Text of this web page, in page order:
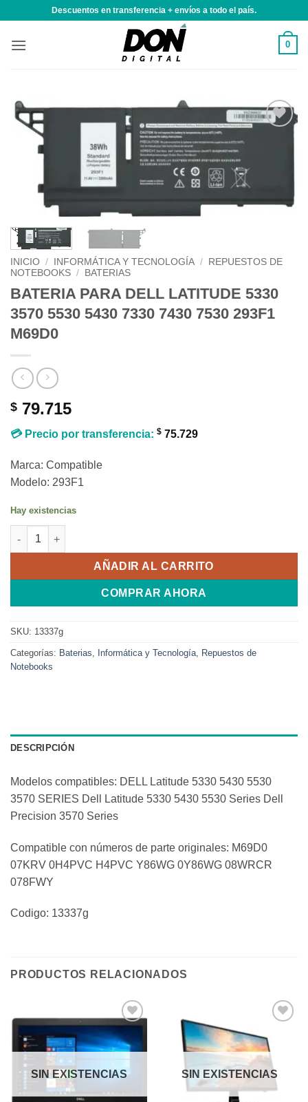
contenido
Descuentos en transferencia + envíos a todo el país.
0
INICIO / INFORMÁTICA Y TECNOLOGÍA /
REPUESTOS DE
NOTEBOOKS / BATERIAS
BATERIA PARA DELL LATITUDE 5330
3570 5530 5430 7330 7430 7530 293F1
M69D0
$ 79.715
💳 Precio por transferencia: $ 75.729
Marca: Compatible
Modelo: 293F1
Hay existencias
BATERIA PARA DELL LATITUDE 5330 3570 5530 5430 7330
AÑADIR AL CARRITO
COMPRAR AHORA
SKU: 13337g
Categorías: Baterias Informática y Tecnología
Repuestos de
Notebooks
DESCRIPCIÓN
Modelos compatibles: DELL Latitude 5330 5430 5530
3570 SERIES Dell Latitude 5330 5430 5530 Series Dell
Precision 3570 Series
Compatible con números de parte originales: M69D0
07KRV 0H4PVC H4PVC Y86WG 0Y86WG 08WRCR
078FWY
Codigo: 13337g
PRODUCTOS RELACIONADOS
Añadir
a la
lista de
SIN EXISTENCIAS
lista de
deseos
SIN EXISTENCIAS